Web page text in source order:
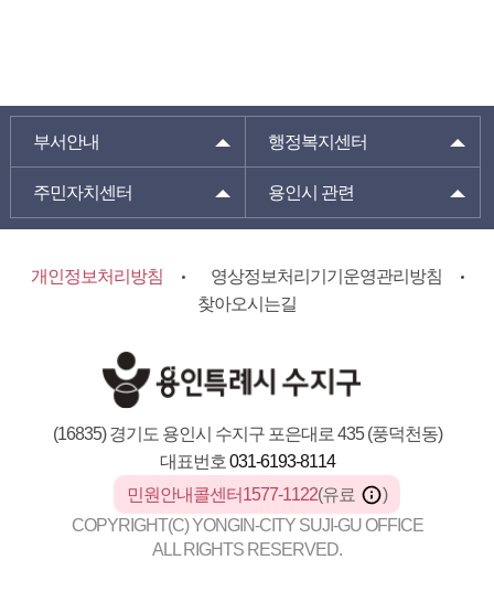
부서안내 행정복지센터
주민자치센터 용인시 관련
개인정보처리방침
영상정보처리기기운영관리방침
찾아오시는길
(16835) 경기도 용인시 수지구 포은대로 435 (풍덕천동)
대표번호 031-6193-8114
민원안내콜센터1577-1122(유료
)
COPYRIGHT(C) YONGIN-CITY SUJI-GU OFFICE
ALL RIGHTS RESERVED.